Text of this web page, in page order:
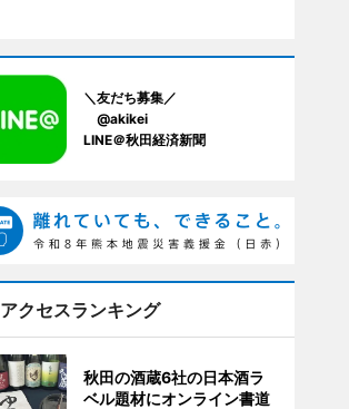
＼友だち募集／
@akikei
LINE＠秋田経済新聞
アクセスランキング
秋田の酒蔵6社の日本酒ラ
ベル題材にオンライン書道